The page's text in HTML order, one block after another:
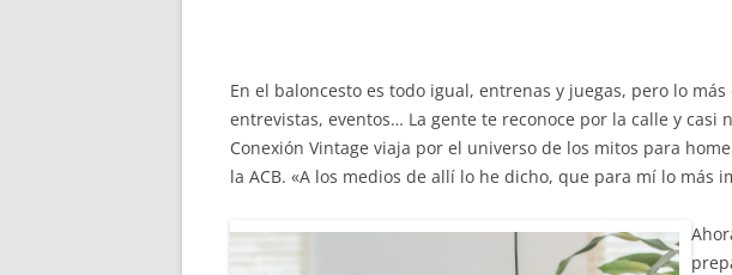
En el baloncesto es todo igual, entrenas y juegas, pero lo
entrevistas, eventos… La gente te reconoce por la calle y casi
Conexión Vintage viaja por el universo de los mitos para
la ACB. «A los medios de allí lo he dicho, que para mí lo